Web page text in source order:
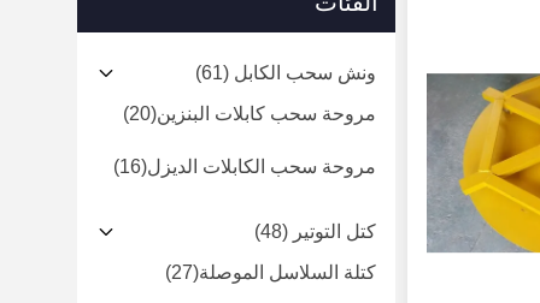
ونش سحب الكابل (61)
مروحة سحب كابلات البنزين(20)
مروحة سحب الكابلات الديزل(16)
كتل التوتير (48)
كتلة السلاسل الموصلة(27)